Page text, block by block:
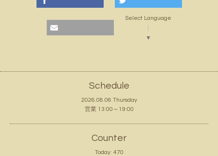
Select Language
▼
Schedule
2026.08.06 Thursday
営業 13:00～19:00
Counter
Today: 470